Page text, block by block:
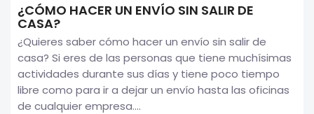
¿CÓMO HACER UN ENVÍO SIN SALIR DE
CASA?
¿Quieres saber cómo hacer un envío sin salir de
casa? Si eres de las personas que tiene muchísimas
actividades durante sus días y tiene poco tiempo
libre como para ir a dejar un envío hasta las oficinas
de cualquier empresa....